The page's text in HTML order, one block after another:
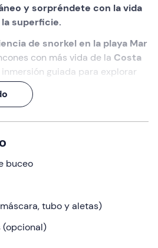
y sorpréndete con la vida
superficie.
de snorkel en la playa Mar
con más vida de la Costa
guiada para explorar
hacen de
de este rincón del
encuentro en
y snorkel, que nos guiará
médico y registrarnos.
buceo
tubo y aletas)
(opcional)